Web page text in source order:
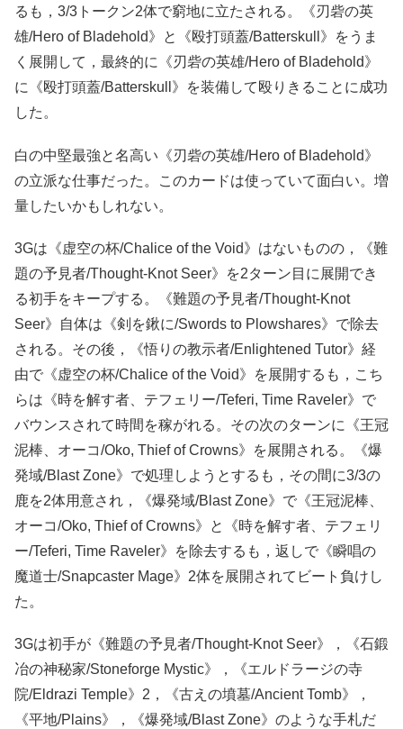
るも，3/3トークン2体で窮地に立たされる。《刃砦の英
雄/Hero of Bladehold》と《殴打頭蓋/Batterskull》をうま
く展開して，最終的に《刃砦の英雄/Hero of Bladehold》
に《殴打頭蓋/Batterskull》を装備して殴りきることに成功
した。
白の中堅最強と名高い《刃砦の英雄/Hero of Bladehold》
の立派な仕事だった。このカードは使っていて面白い。増
量したいかもしれない。
3Gは《虚空の杯/Chalice of the Void》はないものの，《難
題の予見者/Thought-Knot Seer》を2ターン目に展開でき
る初手をキープする。《難題の予見者/Thought-Knot
Seer》自体は《剣を鍬に/Swords to Plowshares》で除去
される。その後，《悟りの教示者/Enlightened Tutor》経
由で《虚空の杯/Chalice of the Void》を展開するも，こち
らは《時を解す者、テフェリー/Teferi, Time Raveler》で
バウンスされて時間を稼がれる。その次のターンに《王冠
泥棒、オーコ/Oko, Thief of Crowns》を展開される。《爆
発域/Blast Zone》で処理しようとするも，その間に3/3の
鹿を2体用意され，《爆発域/Blast Zone》で《王冠泥棒、
オーコ/Oko, Thief of Crowns》と《時を解す者、テフェリ
ー/Teferi, Time Raveler》を除去するも，返しで《瞬唱の
魔道士/Snapcaster Mage》2体を展開されてビート負けし
た。
3Gは初手が《難題の予見者/Thought-Knot Seer》，《石鍛
冶の神秘家/Stoneforge Mystic》，《エルドラージの寺
院/Eldrazi Temple》2，《古えの墳墓/Ancient Tomb》，
《平地/Plains》，《爆発域/Blast Zone》のような手札だ